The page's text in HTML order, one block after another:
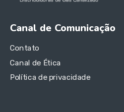
Canal de Comunicação
Contato
Canal de Ética
Política de privacidade